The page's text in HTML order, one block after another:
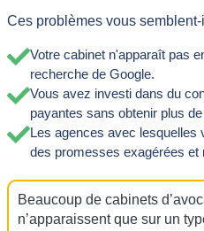
Ces problèmes vous
Votre cabinet n'apparaît pas
recherche de Google.
Vous avez investi dans du
payantes sans obtenir plus
Les agences avec lesquelles
des promesses exagérées et
Beaucoup de cabinets
n’apparaissent que sur un